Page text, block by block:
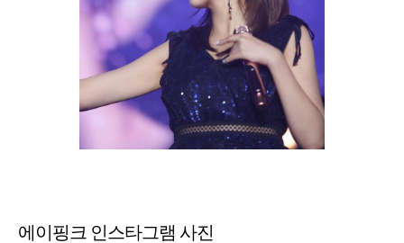
에이핑크 인스타그램 사진